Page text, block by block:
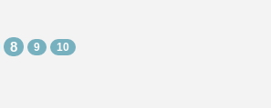
8 9 10